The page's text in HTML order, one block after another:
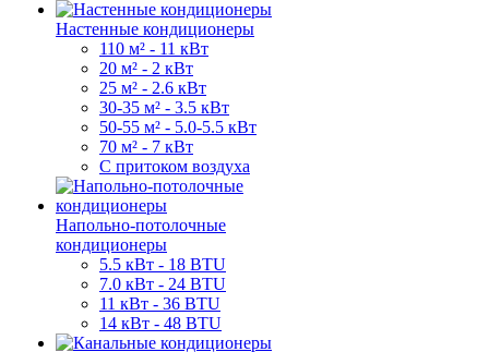
Настенные кондиционеры
110 м² - 11 кВт
20 м² - 2 кВт
25 м² - 2.6 кВт
30-35 м² - 3.5 кВт
50-55 м² - 5.0-5.5 кВт
70 м² - 7 кВт
С притоком воздуха
Напольно-потолочные
кондиционеры
5.5 кВт - 18 BTU
7.0 кВт - 24 BTU
11 кВт - 36 BTU
14 кВт - 48 BTU